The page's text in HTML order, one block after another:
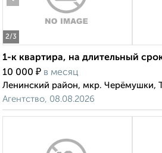
2/3
1-к квартира, на длительный
10 000 ₽ в месяц
Ленинский район, мкр. Черёмушки,
Агентство, 08.08.2026